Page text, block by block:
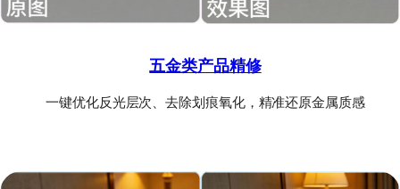
五金类产品精修
一键优化反光层次、去除划痕氧化，精准还原金属质感